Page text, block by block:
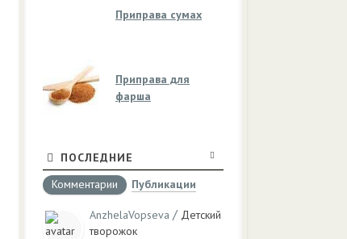
Приправа сумах
Приправа для
фарша
ПОСЛЕДНИЕ
Комментарии
Публикации
AnzhelaVopseva / Детский
творожок